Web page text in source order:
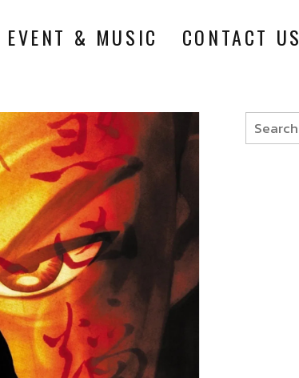
EVENT & MUSIC CONTACT US